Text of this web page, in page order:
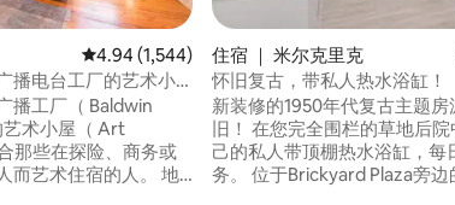
352 条评价平均评分 4.94 分（满分 5 分），共 1,544 条评
4.94 (1,544)
播电台工厂的艺术小
播工厂（ Baldwin
术小屋（ Art
那些在探险、商务或
而艺术住宿的人。 地
住宿 ｜ 米尔克里克
怀旧复古，带私人热水浴缸！
新装修的1950年代复古主题
旧！ 在您完全围栏的草地后院中享受您自
己的私人带顶棚热水浴缸，每
务。 位于Brickyard Plaza旁边的安静住宅